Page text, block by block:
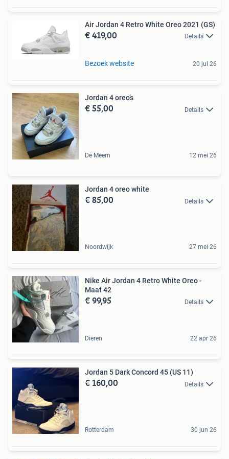
Air Jordan 4 Retro White Oreo 2021 (GS)
€ 419,00 Details
Bezoek website 20 jul 26
Jordan 4 oreo’s
€ 55,00 Details
De Meern 12 mei 26
Jordan 4 oreo white
€ 85,00 Details
Noordwijk 27 mei 26
Nike Air Jordan 4 Retro White Oreo -
Maat 42
€ 99,95 Details
Dieren 22 apr 26
Jordan 5 Dark Concord 45 (US 11)
€ 160,00 Details
Rotterdam 30 jun 26